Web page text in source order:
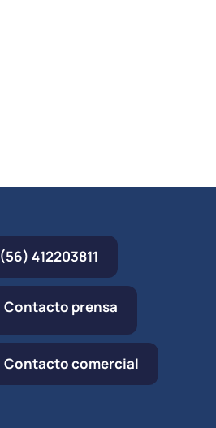
(56) 412203811
Contacto prensa
Contacto comercial